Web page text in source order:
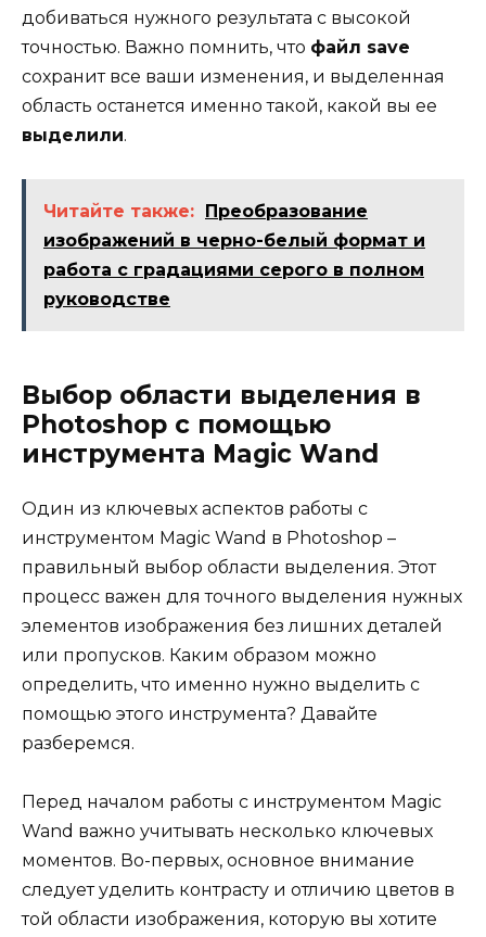
добиваться нужного результата с высокой
точностью. Важно помнить, что файл save
сохранит все ваши изменения, и выделенная
область останется именно такой, какой вы ее
выделили.
Читайте также: Преобразование
изображений в черно-белый формат и
работа с градациями серого в полном
руководстве
Выбор области выделения в
Photoshop с помощью
инструмента Magic Wand
Один из ключевых аспектов работы с
инструментом Magic Wand в Photoshop –
правильный выбор области выделения. Этот
процесс важен для точного выделения нужных
элементов изображения без лишних деталей
или пропусков. Каким образом можно
определить, что именно нужно выделить с
помощью этого инструмента? Давайте
разберемся.
Перед началом работы с инструментом Magic
Wand важно учитывать несколько ключевых
моментов. Во-первых, основное внимание
следует уделить контрасту и отличию цветов в
той области изображения, которую вы хотите